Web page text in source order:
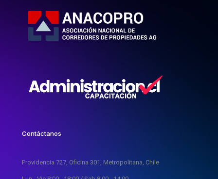
Contáctanos
Providencia 727, Oficina 301, Metropolitana, Chile